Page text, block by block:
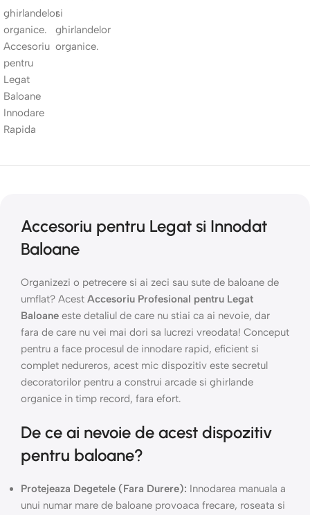
Accesoriu pentru Legat si Innodat
Baloane
Organizezi o petrecere si ai zeci sau sute de baloane de
umflat? Acest Accesoriu Profesional pentru Legat
Baloane este detaliul de care nu stiai ca ai nevoie, dar
fara de care nu vei mai dori sa lucrezi vreodata! Conceput
pentru a face procesul de innodare rapid, eficient si
complet nedureros, acest mic dispozitiv este secretul
decoratorilor pentru a construi arcade si ghirlande
organice in timp record, fara efort.
De ce ai nevoie de acest dispozitiv
pentru baloane?
Protejeaza Degetele (Fara Durere): Innodarea manuala a
unui numar mare de baloane provoaca frecare, roseata si